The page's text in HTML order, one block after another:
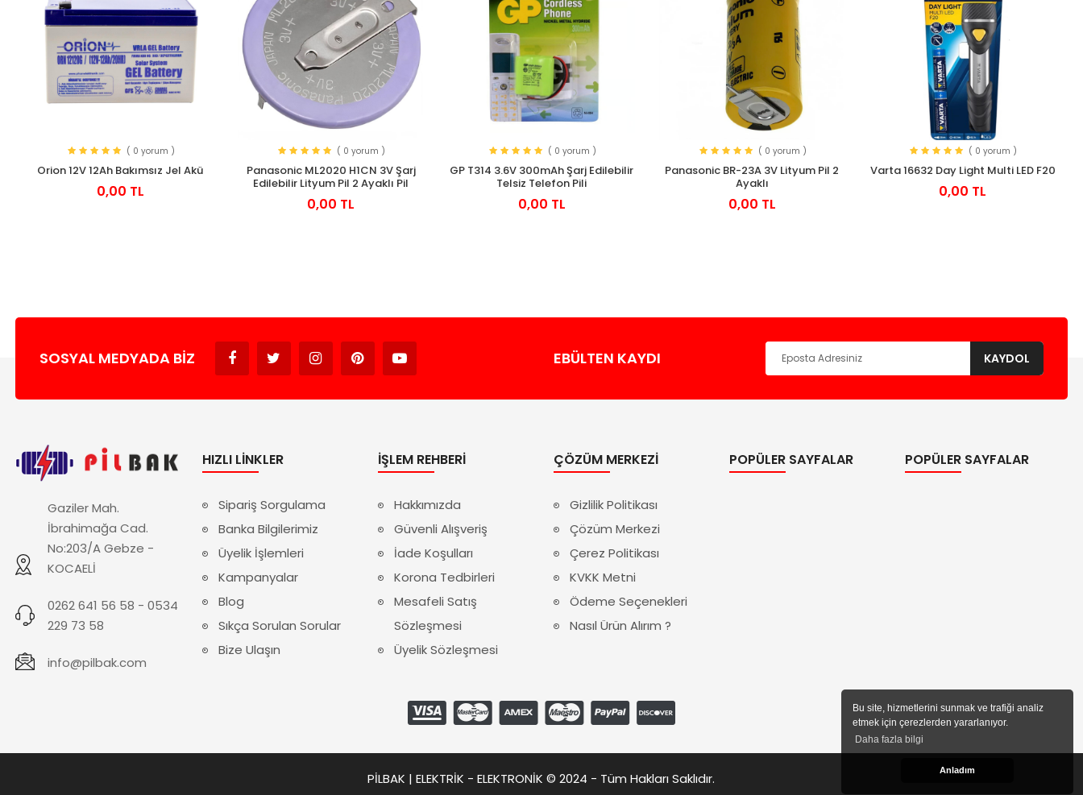
Bu site, hizmetlerini sunmak ve trafiği analiz
etmek için çerezlerden yararlanıyor.
Daha fazla bilgi
Anladım
( 0 yorum )
Orion 12V 12Ah Bakımsız Jel Akü
0,00 TL
( 0 yorum )
Panasonic ML2020 H1CN 3V Şarj
Edilebilir Lityum Pil 2 Ayaklı Pil
0,00 TL
( 0 yorum )
GP T314 3.6V 300mAh Şarj Edilebilir
Telsiz Telefon Pili
0,00 TL
( 0 yorum )
Panasonic BR-23A 3V Lityum Pil 2
Ayaklı
0,00 TL
( 0 yorum )
Varta 16632 Day Light Multi LED F20
0,00 TL
SOSYAL MEDYADA BIZ EBÜLTEN KAYDI KAYDOL
Gaziler Mah.
İbrahimağa Cad.
No:203/A Gebze -
KOCAELİ
0262 641 56 58 - 0534
229 73 58
info@pilbak.com
HIZLI LINKLER
Sipariş Sorgulama
Banka Bilgilerimiz
Üyelik İşlemleri
Kampanyalar
Blog
Sıkça Sorulan Sorular
Bize Ulaşın
İŞLEM REHBERI
Hakkımızda
Güvenli Alışveriş
İade Koşulları
Korona Tedbirleri
Mesafeli Satış
Sözleşmesi
Üyelik Sözleşmesi
ÇÖZÜM MERKEZI
Gizlilik Politikası
Çözüm Merkezi
Çerez Politikası
KVKK Metni
Ödeme Seçenekleri
Nasıl Ürün Alırım ?
POPÜLER SAYFALAR POPÜLER SAYFALAR
PİLBAK | ELEKTRİK - ELEKTRONİK © 2024 - Tüm Hakları Saklıdır.